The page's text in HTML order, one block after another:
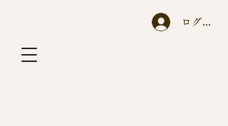
ログイン